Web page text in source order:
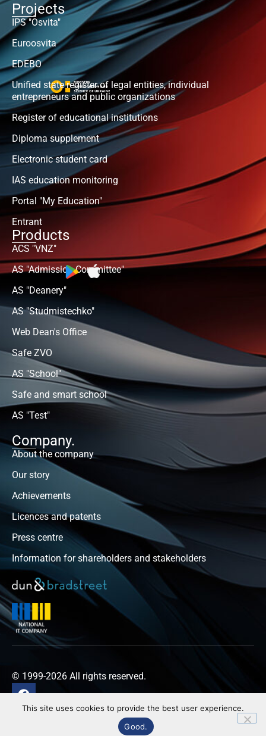
Projects
IPS "Osvita"
Euroosvita
EDEBO
Unified state register of legal entities, individual
entrepreneurs and public organizations
Register of educational institutions
Diploma supplement
Electronic student card
IAS education monitoring
Portal "My Education"
Entrant
Products
ACS "VNZ"
AS "Admission Committee"
AS "Deanery"
AS "Studmistechko"
Web Dean's Office
Safe ZVO
AS "School"
Safe and smart school
AS "Test"
Company.
About the company
Our story
Achievements
Licences and patents
Press centre
Information for shareholders and stakeholders
© 1999-2026 All rights reserved.
Privacy policy
This site uses cookies to provide the best user experience.
Good.